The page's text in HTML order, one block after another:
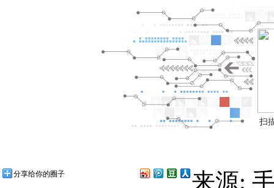
扫
分享给你的圈子 来源: